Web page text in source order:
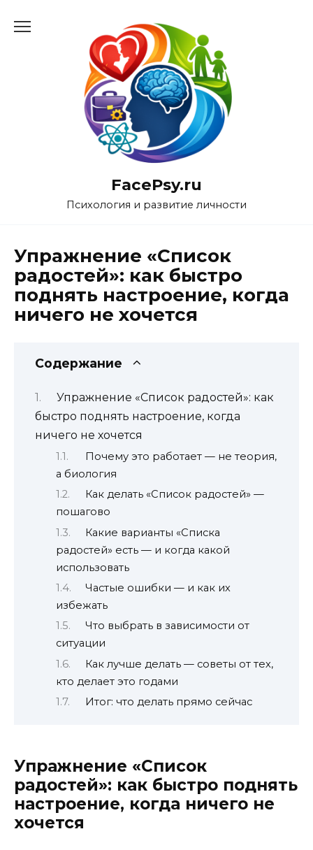
FacePsy.ru
Психология и развитие личности
Упражнение «Список
радостей»: как быстро
поднять настроение, когда
ничего не хочется
Содержание
Упражнение «Список радостей»: как
быстро поднять настроение, когда
ничего не хочется
Почему это работает — не теория,
а биология
Как делать «Список радостей» —
пошагово
Какие варианты «Списка
радостей» есть — и когда какой
использовать
Частые ошибки — и как их
избежать
Что выбрать в зависимости от
ситуации
Как лучше делать — советы от тех,
кто делает это годами
Итог: что делать прямо сейчас
Упражнение «Список
радостей»: как быстро поднять
настроение, когда ничего не
хочется